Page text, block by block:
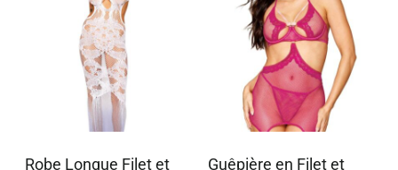
Robe Longue Filet et Guêpière en Filet et